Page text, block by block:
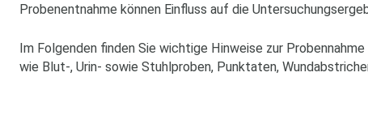
Probenentnahme können Einfluss auf die
Im Folgenden finden Sie wichtige Hinweise zur
wie Blut-, Urin- sowie Stuhlproben, Punktaten,